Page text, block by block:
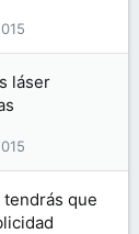
láser
que